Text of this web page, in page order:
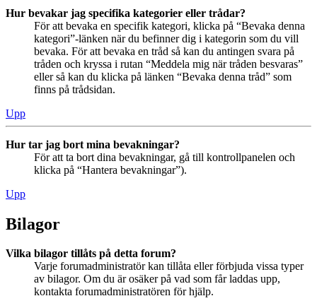
Hur bevakar jag specifika kategorier eller trådar?
För att bevaka en specifik kategori, klicka på “Bevaka denna
kategori”-länken när du befinner dig i kategorin som du vill
bevaka. För att bevaka en tråd så kan du antingen svara på
tråden och kryssa i rutan “Meddela mig när tråden besvaras”
eller så kan du klicka på länken “Bevaka denna tråd” som
finns på trådsidan.
Upp
Hur tar jag bort mina bevakningar?
För att ta bort dina bevakningar, gå till kontrollpanelen och
klicka på “Hantera bevakningar”).
Upp
Bilagor
Vilka bilagor tillåts på detta forum?
Varje forumadministratör kan tillåta eller förbjuda vissa typer
av bilagor. Om du är osäker på vad som får laddas upp,
kontakta forumadministratören för hjälp.